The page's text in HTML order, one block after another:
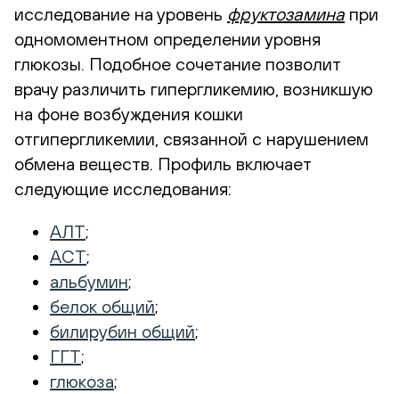
исследование на уровень фруктозамина при
одномоментном определении уровня
глюкозы. Подобное сочетание позволит
врачу различить гипергликемию, возникшую
на фоне возбуждения кошки
отгипергликемии, связанной с нарушением
обмена веществ. Профиль включает
следующие исследования:
АЛТ;
АСТ;
альбумин;
белок общий;
билирубин общий;
ГГТ;
глюкоза;